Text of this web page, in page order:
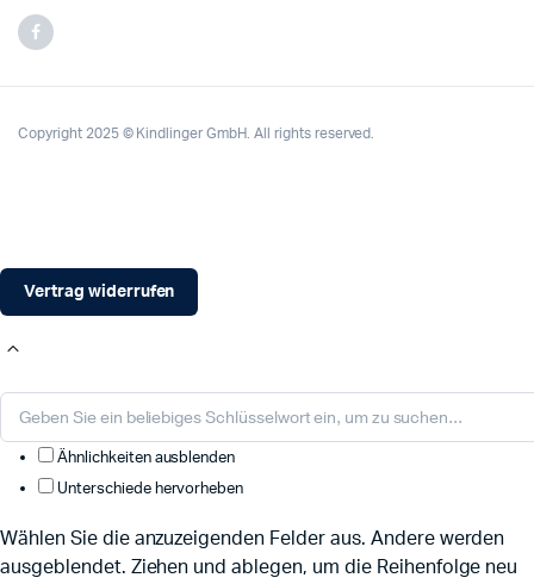
Copyright 2025 © Kindlinger GmbH. All rights reserved.
Vertrag widerrufen
Ähnlichkeiten ausblenden
Unterschiede hervorheben
Wählen Sie die anzuzeigenden Felder aus. Andere werden
ausgeblendet. Ziehen und ablegen, um die Reihenfolge neu